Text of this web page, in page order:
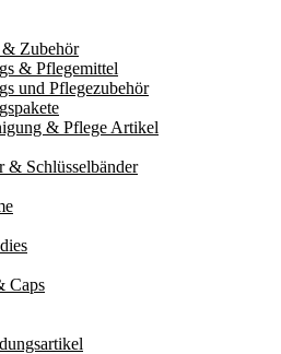
Zubehör
& Pflegemittel
und Pflegezubehör
& Pflege Artikel
& Schlüsselbänder
Caps